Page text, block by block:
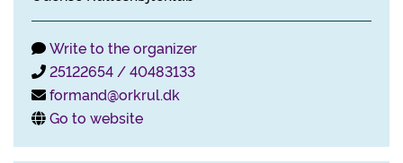
Write to the organizer
25122654 / 40483133
formand@orkrul.dk
Go to website